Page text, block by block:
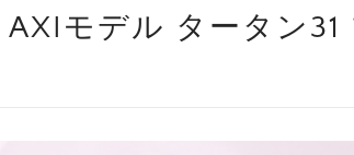
モデル タータン